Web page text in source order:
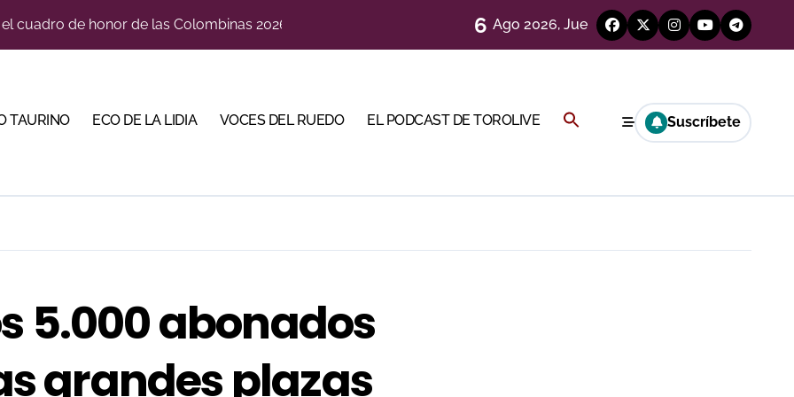
cuadro de honor de las Colombinas 2026
Martín para su regreso a Huesca trece años después (Imágenes)
en una feria que vuelve a mirar al futuro
para impulsar la corrida de la Piedad
6 Ago 2026, Jue
TAURINO ECO DE LA LIDIA VOCES DEL RUEDO EL PODCAST DE TOROLIVE Buscar: Suscríbete
5.000 abonados
grandes plazas